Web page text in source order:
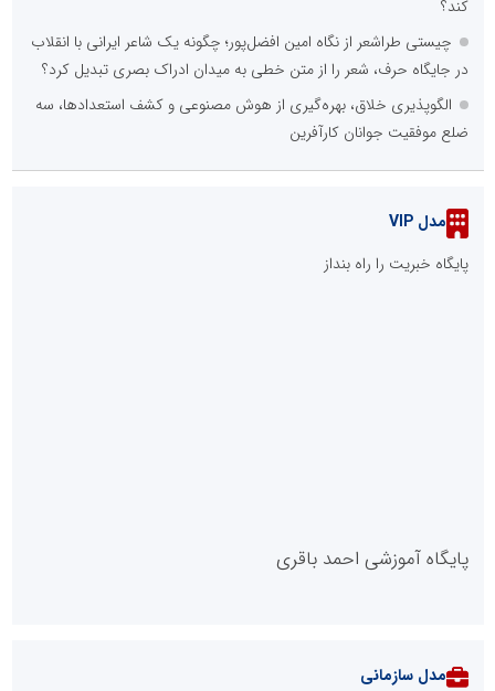
کند؟
چیستی طراشعر از نگاه امین افضل‌پور؛ چگونه یک شاعر ایرانی با انقلاب
در جایگاه حرف، شعر را از متن خطی به میدان ادراک بصری تبدیل کرد؟
الگوپذیری خلاق، بهره‌گیری از هوش مصنوعی و کشف استعدادها، سه
ضلع موفقیت جوانان کارآفرین
مدل VIP
پایگاه خبریت را راه بنداز
پایگاه آموزشی احمد باقری
مدل سازمانی